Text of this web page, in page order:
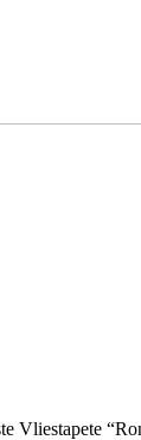
Vliestapete